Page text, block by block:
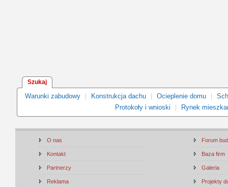
Szukaj
Warunki zabudowy Konstrukcja dachu Ocieplenie domu
Protokoły i wnioski
Rynek
O nas
Kontakt
Partnerzy
Reklama
Forum
Baza firm
Galeria
Projekty